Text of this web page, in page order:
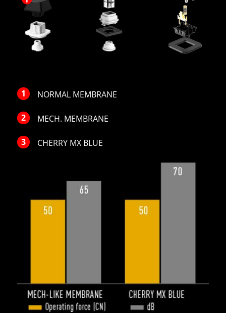
NORMAL MEMBRANE
MECH. MEMBRANE
CHERRY MX BLUE